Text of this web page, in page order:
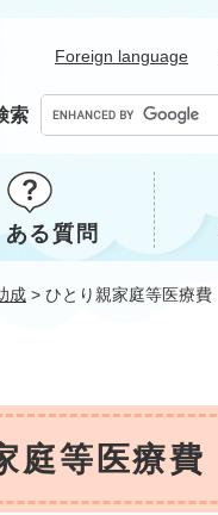
Foreign language
索
ある質問
成 > ひとり親家庭等医療費
庭等医療費